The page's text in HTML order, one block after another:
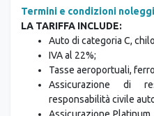
Auto di categoria C,
IVA al 22%;
Tasse aeroportuali,
Assicurazione di
responsabilità civile
Assicurazione
furto e danni. Copre
tentativi di furto.